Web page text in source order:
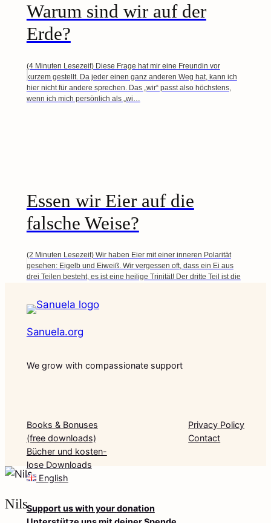
Warum sind wir auf der
Erde?
(4 Minuten Lesezeit) Diese Frage hat mir eine Freundin vor
kurzem gestellt. Da jeder einen ganz anderen Weg hat, kann ich
hier nicht für andere sprechen. Das „wir“ passt also höchstens,
wenn ich mich persönlich als „wi…
Essen wir Eier auf die
falsche Weise?
(2 Minuten Lesezeit) Wir haben Eier mit einer inneren Polarität
gesehen: Eigelb und Eiweiß. Wir vergessen oft, dass ein Ei aus
drei Teilen besteht, es ist eine heilige Trinität! Der dritte Teil ist die
Sanuela.org
We grow with compassionate support
Books & Bonuses
(free downloads)
Bücher und kosten-
lose Downloads
English
Privacy Policy
Contact
Support us with your donation
Nils